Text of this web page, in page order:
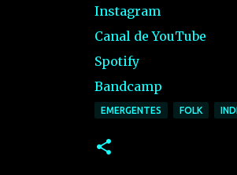
Instagram
Canal de YouTube
Spotify
Bandcamp
EMERGENTES FOLK